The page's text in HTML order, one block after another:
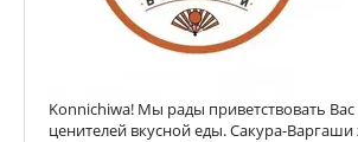
Konnichiwa! Мы рады приветствовать Вас
ценителей вкусной еды. Сакура-Варгаши